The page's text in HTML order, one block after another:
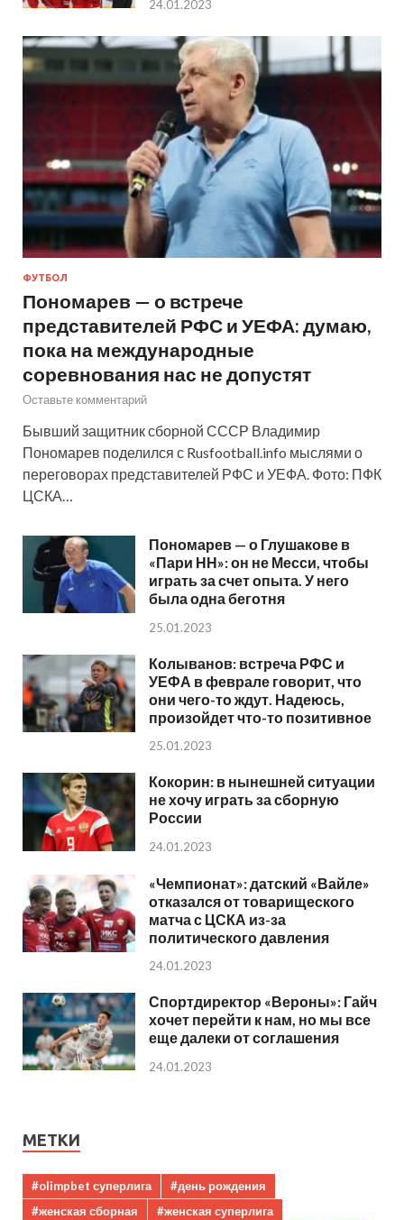
24.01.2023
ФУТБОЛ
Пономарев — о встрече
представителей РФС и УЕФА: думаю,
пока на международные
соревнования нас не допустят
Оставьте комментарий
Бывший защитник сборной СССР Владимир
Пономарев поделился с Rusfootball.info мыслями о
переговорах представителей РФС и УЕФА. Фото: ПФК
ЦСКА…
Пономарев — о Глушакове в
«Пари НН»: он не Месси, чтобы
играть за счет опыта. У него
была одна беготня
25.01.2023
Колыванов: встреча РФС и
УЕФА в феврале говорит, что
они чего-то ждут. Надеюсь,
произойдет что-то позитивное
25.01.2023
Кокорин: в нынешней ситуации
не хочу играть за сборную
России
24.01.2023
«Чемпионат»: датский «Вайле»
отказался от товарищеского
матча с ЦСКА из-за
политического давления
24.01.2023
Спортдиректор «Вероны»: Гайч
хочет перейти к нам, но мы все
еще далеки от соглашения
24.01.2023
МЕТКИ
#olimpbet суперлига
#день рождения
#женская сборная
#женская суперлига